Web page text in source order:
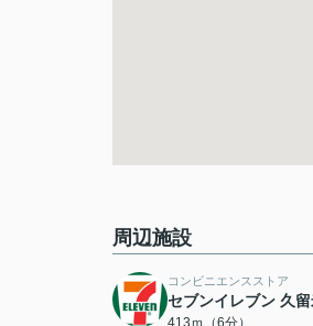
周辺施設
コンビニエンスストア
セブンイレブン 久
413ｍ（6分）